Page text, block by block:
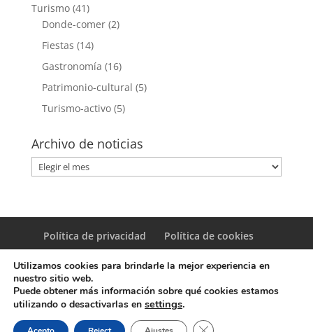
Turismo(41)
Donde-comer(2)
Fiestas (14)
Gastronomía (16)
Patrimonio-cultural (5)
Turismo-activo(5)
Archivo de noticias
Archivo
de
Política de privacidad Política de cookies
© Copyright Servicio de Informática y Telecomunicaciones.
Utilizamos cookies para brindarle la mejor experiencia en
nuestro sitio web.
Puede obtener más información sobre qué cookies estamos
utilizando o desactivarlas en settings.
Cerrar el banner de